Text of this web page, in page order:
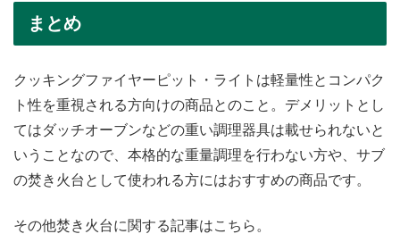
まとめ
クッキングファイヤーピット・ライトは軽量性とコンパク
ト性を重視される方向けの商品とのこと。デメリットとし
てはダッチオーブンなどの重い調理器具は載せられないと
いうことなので、本格的な重量調理を行わない方や、サブ
の焚き火台として使われる方にはおすすめの商品です。
その他焚き火台に関する記事はこちら。